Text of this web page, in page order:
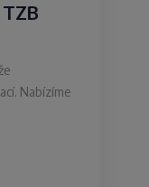
TZB
Nabízíme